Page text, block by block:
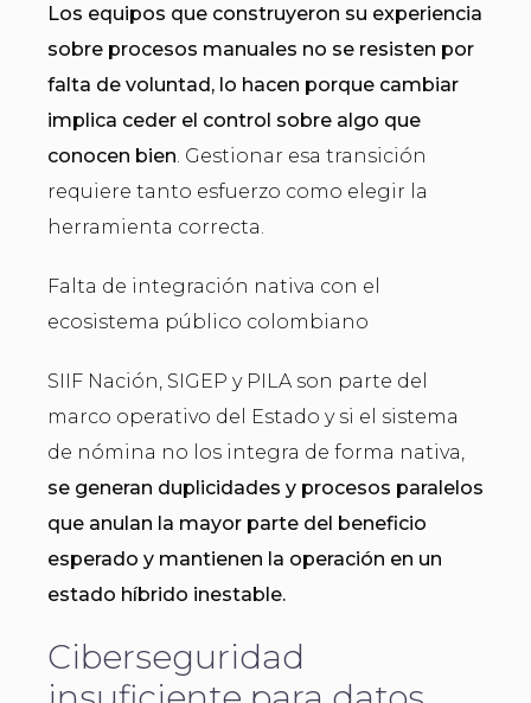
Los equipos que construyeron su experiencia
sobre procesos manuales no se resisten por
falta de voluntad, lo hacen porque cambiar
implica ceder el control sobre algo que
conocen bien. Gestionar esa transición
requiere tanto esfuerzo como elegir la
herramienta correcta.
Falta de integración nativa con el
ecosistema público colombiano
SIIF Nación, SIGEP y PILA son parte del
marco operativo del Estado y si el sistema
de nómina no los integra de forma nativa,
se generan duplicidades y procesos paralelos
que anulan la mayor parte del beneficio
esperado y mantienen la operación en un
estado híbrido inestable.
Ciberseguridad